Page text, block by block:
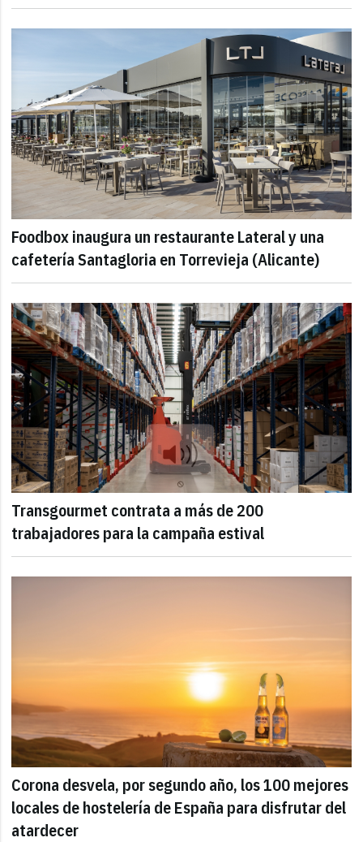
Foodbox inaugura un restaurante Lateral y una
cafetería Santagloria en Torrevieja (Alicante)
Transgourmet contrata a más de 200
trabajadores para la campaña estival
Corona desvela, por segundo año, los 100 mejores
locales de hostelería de España para disfrutar del
atardecer